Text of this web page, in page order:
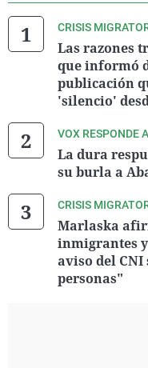
CRISIS
Las razones
que informó
publicación
'silencio'
VOX RESPONDE
La dura
su burla a
CRISIS
Marlaska
inmigrantes
aviso del
personas"